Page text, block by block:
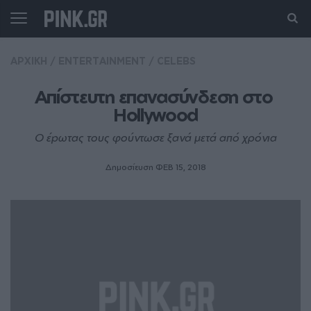
Απίστευτη επανασύνδεση στο
Hollywood
Ο έpωτας τους φούντωσε ξανά μετά από χρόνια
Δημοσίευση ΦΕΒ 15, 2018